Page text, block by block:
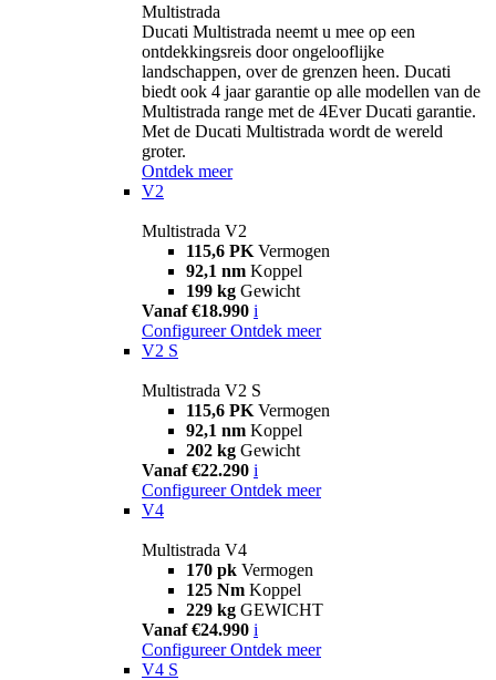
Multistrada
Ducati Multistrada neemt u mee op een
ontdekkingsreis door ongelooflijke
landschappen, over de grenzen heen. Ducati
biedt ook 4 jaar garantie op alle modellen van de
Multistrada range met de 4Ever Ducati garantie.
Met de Ducati Multistrada wordt de wereld
groter.
Ontdek meer
V2
Multistrada V2
115,6 PK Vermogen
92,1 nm Koppel
199 kg Gewicht
Vanaf €18.990 i
Configureer Ontdek meer
V2 S
Multistrada V2 S
115,6 PK Vermogen
92,1 nm Koppel
202 kg Gewicht
Vanaf €22.290 i
Configureer Ontdek meer
V4
Multistrada V4
170 pk Vermogen
125 Nm Koppel
229 kg GEWICHT
Vanaf €24.990 i
Configureer Ontdek meer
V4 S